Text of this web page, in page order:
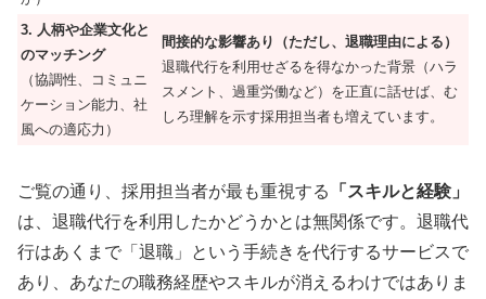
3. 人柄や企業文化と
のマッチング
（協調性、コミュニ
ケーション能力、社
風への適応力）
間接的な影響あり（ただし、退職理由による）
退職代行を利用せざるを得なかった背景（ハラ
スメント、過重労働など）を正直に話せば、む
しろ理解を示す採用担当者も増えています。
ご覧の通り、採用担当者が最も重視する
「スキルと経験」
は、退職代行を利用したかどうかとは無関係です。退職代
行はあくまで「退職」という手続きを代行するサービスで
あり、あなたの職務経歴やスキルが消えるわけではありま